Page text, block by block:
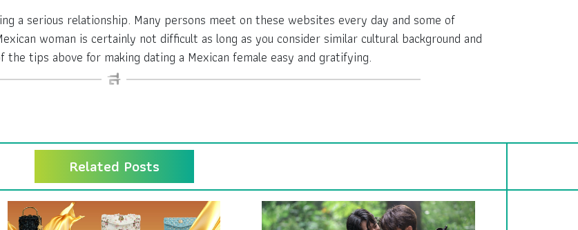
a serious relationship. Many persons meet on these websites every day and some of
woman is certainly not difficult as long as you consider similar cultural background and
tips above for making dating a Mexican female easy and gratifying.
Related Posts